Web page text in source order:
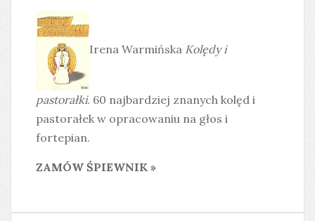
Irena Warmińska Kolędy i
pastorałki. 60 najbardziej znanych kolęd i
pastorałek w opracowaniu na głos i
fortepian.
ZAMÓW ŚPIEWNIK »